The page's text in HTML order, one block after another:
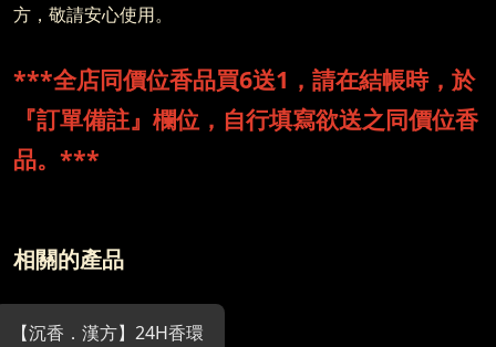
方，敬請安心使用。
***全店同價位香品買6送1，請在結帳時，於
『訂單備註』欄位，自行填寫欲送之同價位香
品。***
相關的產品
【沉香．漢方】24H香環